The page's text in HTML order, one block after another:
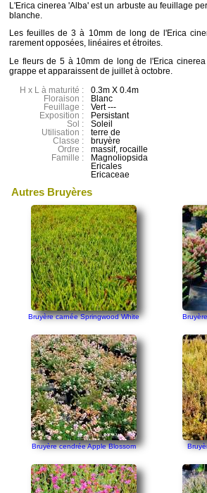
L'Erica cinerea 'Alba' est un arbuste au feuillage
blanche.
Les feuilles de 3 à 10mm de long de l'Erica
rarement opposées, linéaires et étroites.
Le fleurs de 5 à 10mm de long de l'Erica
grappe et apparaissent de juillet à octobre.
H x L à maturité :
Floraison :
Feuillage :
Exposition :
Sol :
Utilisation :
Classe :
Ordre :
Famille :
0.3m X 0.4m
Blanc
Vert ---
Persistant
Soleil
terre de
bruyère
massif, rocaille
Magnoliopsida
Ericales
Ericaceae
Autres Bruyères
Bruyère carnée Springwood White
Bruyère cendrée Apple Blossom